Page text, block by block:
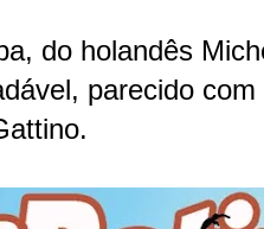
do holandês
parecido